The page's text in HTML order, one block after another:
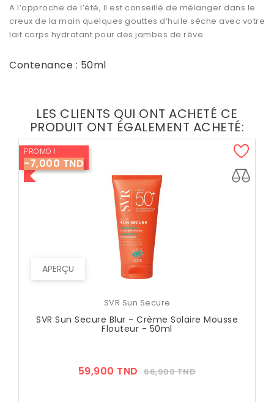
A l’approche de l’été, Il est conseillé de mélanger dans le
creux de la main quelques gouttes d’huile sèche avec votre
lait corps hydratant pour des jambes de rêve.
Contenance : 50ml
LES CLIENTS QUI ONT ACHETÉ CE
PRODUIT ONT ÉGALEMENT ACHETÉ:
APERÇU
PROMO !
-7,000 TND
SVR Sun Secure
SVR Sun Secure Blur - Crème Solaire Mousse
Flouteur - 50ml
59,900 TND Prix
66,900 TNDPrix